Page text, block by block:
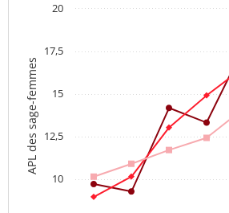
APL des sage-femmes
10
12,5
15
17,5
20